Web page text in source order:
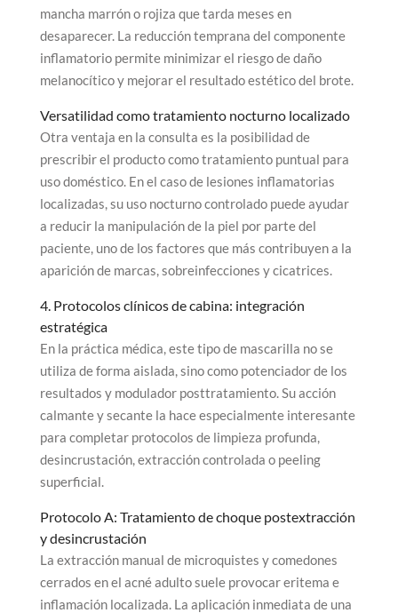
mancha marrón o rojiza que tarda meses en
desaparecer. La reducción temprana del componente
inflamatorio permite minimizar el riesgo de daño
melanocítico y mejorar el resultado estético del brote.
Versatilidad como tratamiento nocturno localizado
Otra ventaja en la consulta es la posibilidad de
prescribir el producto como tratamiento puntual para
uso doméstico. En el caso de lesiones inflamatorias
localizadas, su uso nocturno controlado puede ayudar
a reducir la manipulación de la piel por parte del
paciente, uno de los factores que más contribuyen a la
aparición de marcas, sobreinfecciones y cicatrices.
4. Protocolos clínicos de cabina: integración
estratégica
En la práctica médica, este tipo de mascarilla no se
utiliza de forma aislada, sino como potenciador de los
resultados y modulador posttratamiento. Su acción
calmante y secante la hace especialmente interesante
para completar protocolos de limpieza profunda,
desincrustación, extracción controlada o peeling
superficial.
Protocolo A: Tratamiento de choque postextracción
y desincrustación
La extracción manual de microquistes y comedones
cerrados en el acné adulto suele provocar eritema e
inflamación localizada. La aplicación inmediata de una